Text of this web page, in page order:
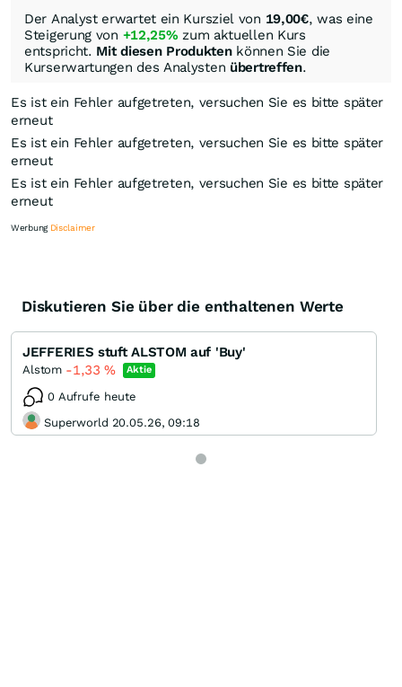
Der Analyst erwartet ein Kursziel von 19,00€, was eine
Steigerung von +12,25% zum aktuellen Kurs
entspricht. Mit diesen Produktenkönnen Sie die
Kurserwartungen des Analysten übertreffen.
Es ist ein Fehler aufgetreten, versuchen Sie es bitte später
erneut
Es ist ein Fehler aufgetreten, versuchen Sie es bitte später
erneut
Es ist ein Fehler aufgetreten, versuchen Sie es bitte später
erneut
Knock-Out-Suche
Optionsschein-Suche
Zertifikate-Suche
Werbung Disclaimer
Diskutieren Sie über die enthaltenen Werte
JEFFERIES stuft ALSTOM auf 'Buy'
Alstom -1,33% Aktie
0 Aufrufe heute
Superworld 20.05.26, 09:18